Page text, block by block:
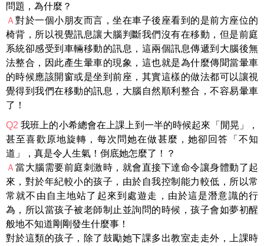
問題，為什麼？
Ａ對於一個小朋友而言，坐在車子後座看到的是前方座位的
椅背，所以視覺訊息讓大腦判斷我們沒有在移動，但是前庭
系統卻感受到車輛移動的訊息，這兩個訊息傳遞到大腦後無
法整合，因此產生暈車的現象，這也就是為什麼傳聞當暈車
的時候應該開窗或是坐到前座，其實這樣的做法都可以讓視
覺得到我們在移動的訊息，大腦自然順利整合，不容易暈車
了！
Q2 我班上的小希總會在上課上到一半的時候起來「閒晃」，
甚至喜歡原地旋轉，每次問她在做甚麼，她卻回答「不知
道」，真是令人生氣！倒底她怎麼了！？
Ａ當大腦需要前庭刺激時，就會直接下達命令讓身體動了起
來，對於年紀較小的孩子，由於自我控制能力較低，所以常
常就不由自主地站了起來到處遊走，由於這是潛意識的行
為，所以當孩子被老師制止並詢問的時候，孩子會如夢初醒
般地不知道剛剛發生什麼事！
對於這類的孩子，除了鼓勵她下課多出教室走走外，上課時